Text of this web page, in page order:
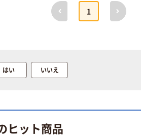
前へ
1
次へ
はい いいえ
ヒット商品